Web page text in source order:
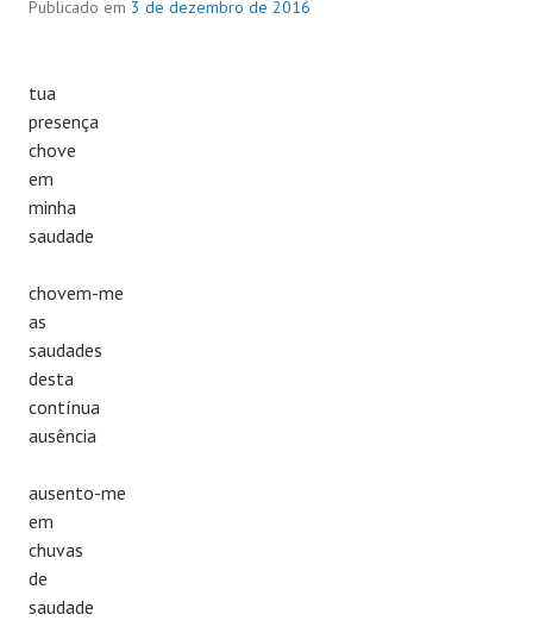
Publicado em 3 de dezembro de 2016
tua
presença
chove
em
minha
saudade
chovem-me
as
saudades
desta
contínua
ausência
ausento-me
em
chuvas
de
saudade